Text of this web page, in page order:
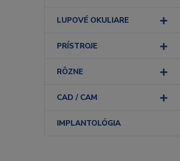
LUPOVÉ OKULIARE
PRÍSTROJE
RÔZNE
CAD / CAM
IMPLANTOLÓGIA